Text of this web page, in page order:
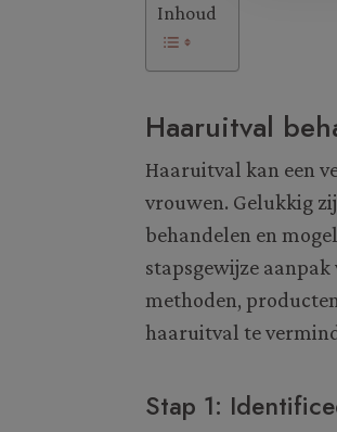
Inhoud
Haaruitval
Haaruitval kan een
vrouwen. Gelukkig
behandelen en
stapsgewijze
methoden,
haaruitval te
Stap 1: